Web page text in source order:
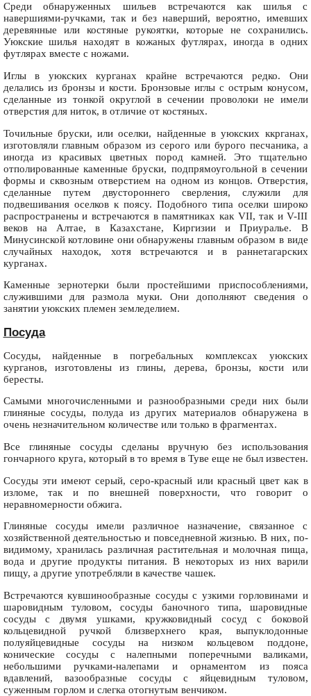
Среди обнаруженных шильев встречаются как шилья с
навершиями-ручками, так и без наверший, вероятно, имевших
деревянные или костяные рукоятки, которые не сохранились.
Уюкские шилья находят в кожаных футлярах, иногда в одних
футлярах вместе с ножами.
Иглы в уюкских курганах крайне встречаются редко. Они
делались из бронзы и кости. Бронзовые иглы с острым конусом,
сделанные из тонкой округлой в сечении проволоки не имели
отверстия для ниток, в отличие от костяных.
Точильные бруски, или оселки, найденные в уюкских ккрганах,
изготовляли главным образом из серого или бурого песчаника, а
иногда из красивых цветных пород камней. Это тщательно
отполированные каменные бруски, подпрямоугольной в сечении
формы и сквозным отверстием на одном из концов. Отверстия,
сделанные путем двустороннего сверления, служили для
подвешивания оселков к поясу. Подобного типа оселки широко
распространены и встречаются в памятниках как VII, так и V-III
веков на Алтае, в Казахстане, Киргизии и Приуралье. В
Минусинской котловине они обнаружены главным образом в виде
случайных находок, хотя встречаются и в раннетагарских
курганах.
Каменные зернотерки были простейшими приспособлениями,
служившими для размола муки. Они дополняют сведения о
занятии уюкских племен земледелием.
Посуда
Сосуды, найденные в погребальных комплексах уюкских
курганов, изготовлены из глины, дерева, бронзы, кости или
бересты.
Самыми многочисленными и разнообразными среди них были
глиняные сосуды, полуда из других материалов обнаружена в
очень незначительном количестве или только в фрагментах.
Все глиняные сосуды сделаны вручную без использования
гончарного круга, который в то время в Туве еще не был известен.
Сосуды эти имеют серый, серо-красный или красный цвет как в
изломе, так и по внешней поверхности, что говорит о
неравномерности обжига.
Глиняные сосуды имели различное назначение, связанное с
хозяйственной деятельностью и повседневной жизнью. В них, по-
видимому, хранилась различная растительная и молочная пища,
вода и другие продукты питания. В некоторых из них варили
пищу, а другие употребляли в качестве чашек.
Встречаются кувшинообразные сосуды с узкими горловинами и
шаровидным туловом, сосуды баночного типа, шаровидные
сосуды с двумя ушками, кружковидный сосуд с боковой
кольцевидной ручкой близверхнего края, выпуклодонные
полуяйцевидные сосуды на низком кольцевом поддоне,
конические сосуды с налепными поперечными валиками,
небольшими ручками-налепами и орнаментом из пояса
вдавлений, вазообразные сосуды с яйцевидным туловом,
суженным горлом и слегка отогнутым венчиком.